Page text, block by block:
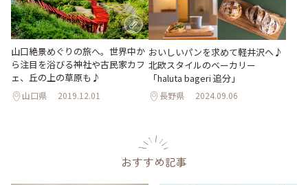
山口絶景めぐりの旅へ。世界中か
ら注目を浴びる神社や古民家カフ
ェ、丘の上の草原も♪
山口県 2019.12.01
おいしいパンを求めて軽井沢へ♪
北欧スタイルのベーカリー
「haluta bageri 追分」
長野県 2024.09.06
おすすめ記事